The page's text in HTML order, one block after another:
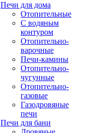
Печи для дома
Отопительные
C водяным
контуром
Отопительно-
варочные
Печи-камины
Отопительно-
чугунные
Отопительно-
газовые
Газодровяные
печи
Печи для бани